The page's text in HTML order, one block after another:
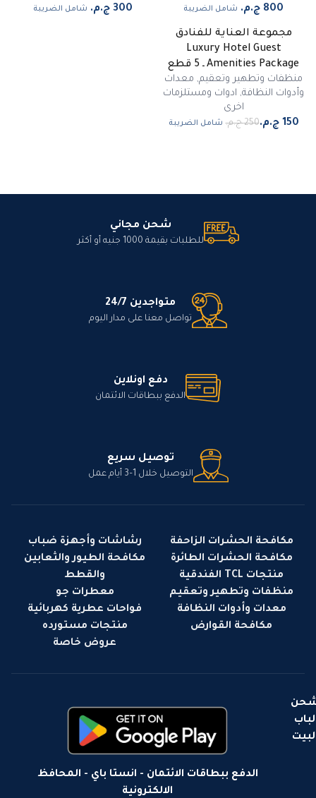
شامل الضريبة شامل الضريبة
40
مجموعة العناية للفنادق
Luxury Hotel Guest
Amenities Package ـ 5 قطع
منظفات وتطهير وتعقيم, معدات
وأدوات النظافة, ادوات ومستلزمات
اخرى
‏250 ج.م.‏ شامل الضريبة
شحن مجاني
للطلبات بقيمة 1000 جنيه أو أكثر
متواجدين 24/7
تواصل معنا على مدار اليوم
دفع اونلاين
الدفع ببطاقات الائتمان
توصيل سريع
التوصيل خلال 1–3 أيام عمل
مكافحة الحشرات الزاحفة
مكافحة الحشرات الطائرة
منتجات TCL الفندقية
منظفات وتطهير وتعقيم
معدات وأدوات النظافة
مكافحة القوارض
رشاشات وأجهزة ضباب
مكافحة الطيور والثعابين
والقطط
معطرات جو
فواحات عطرية كهربائية
منتجات مستورده
عروض خاصة
لباب
الدفع ببطاقات الائتمان - انستا باي - المحافظ
الالكترونية